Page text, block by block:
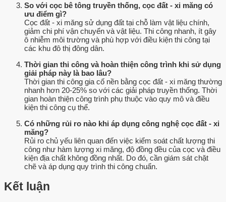
So với cọc bê tông truyền thống, cọc đất - xi măng có
ưu điểm gì?
Cọc đất - xi măng sử dụng đất tại chỗ làm vật liệu chính,
giảm chi phí vận chuyển và vật liệu. Thi công nhanh, ít gây
ô nhiễm môi trường và phù hợp với điều kiện thi công tại
các khu đô thị đông dân.
Thời gian thi công và hoàn thiện công trình khi sử dụng
giải pháp này là bao lâu?
Thời gian thi công gia cố nền bằng cọc đất - xi măng thường
nhanh hơn 20-25% so với các giải pháp truyền thống. Thời
gian hoàn thiện công trình phụ thuộc vào quy mô và điều
kiện thi công cụ thể.
Có những rủi ro nào khi áp dụng công nghệ cọc đất - xi
măng?
Rủi ro chủ yếu liên quan đến việc kiểm soát chất lượng thi
công như hàm lượng xi măng, độ đồng đều của cọc và điều
kiện địa chất không đồng nhất. Do đó, cần giám sát chặt
chẽ và áp dụng quy trình thi công chuẩn.
Kết luận